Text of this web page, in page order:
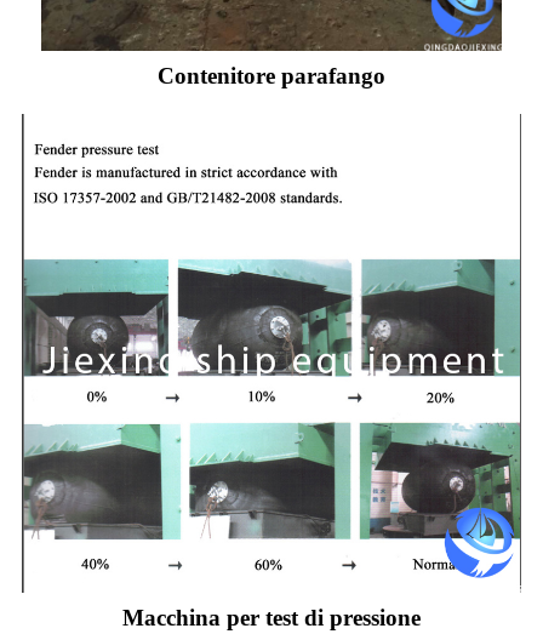
Contenitore parafango
Macchina per test di pressione